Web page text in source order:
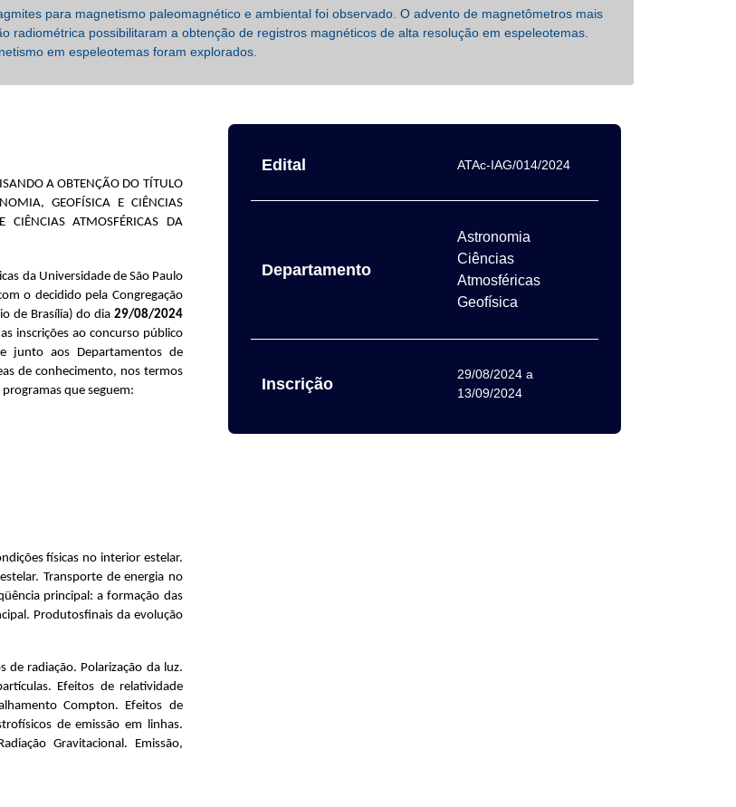
para magnetismo paleomagnético e ambiental foi observado. O advento de magnetômetros mais
radiométrica possibilitaram a obtenção de registros magnéticos de alta resolução em espeleotemas.
em espeleotemas foram explorados.
A OBTENÇÃO DO TÍTULO
GEOFÍSICA E CIÊNCIAS
CIÊNCIAS ATMOSFÉRICAS DA
da Universidade de São Paulo
o decidido pela Congregação
de Brasília) do dia 29/08/2024
inscrições ao concurso público
junto aos Departamentos de
de conhecimento, nos termos
que seguem:
físicas no interior estelar.
Transporte de energia no
principal: a formação das
Produtosfinais da evolução
de radiação. Polarização da luz.
Efeitos de relatividade
Compton. Efeitos de
de emissão em linhas.
Gravitacional. Emissão,
Edital ATAc-IAG/014/2024
Departamento
Astronomia
Ciências
Atmosféricas
Geofísica
Inscrição
29/08/2024a
13/09/2024